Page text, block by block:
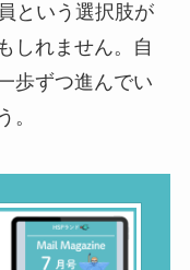
という選択肢が
しれません。自
歩ずつ進んでい
。